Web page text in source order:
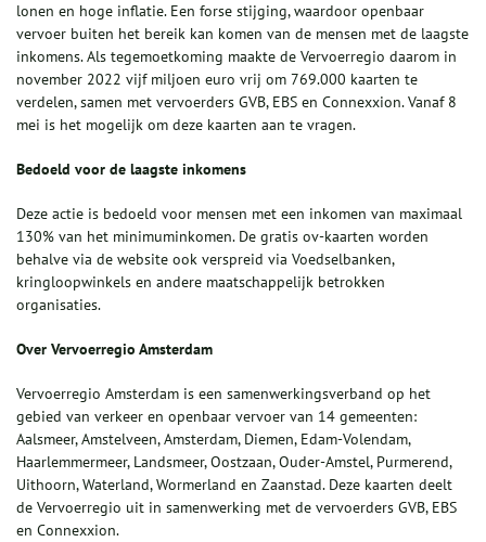
lonen en hoge inflatie. Een forse stijging, waardoor openbaar
vervoer buiten het bereik kan komen van de mensen met de laagste
inkomens. Als tegemoetkoming maakte de Vervoerregio daarom in
november 2022 vijf miljoen euro vrij om 769.000 kaarten te
verdelen, samen met vervoerders GVB, EBS en Connexxion. Vanaf 8
mei is het mogelijk om deze kaarten aan te vragen.
Bedoeld voor de laagste inkomens
Deze actie is bedoeld voor mensen met een inkomen van maximaal
130% van het minimuminkomen. De gratis ov-kaarten worden
behalve via de website ook verspreid via Voedselbanken,
kringloopwinkels en andere maatschappelijk betrokken
organisaties.
Over Vervoerregio Amsterdam
Vervoerregio Amsterdam is een samenwerkingsverband op het
gebied van verkeer en openbaar vervoer van 14 gemeenten:
Aalsmeer, Amstelveen, Amsterdam, Diemen, Edam-Volendam,
Haarlemmermeer, Landsmeer, Oostzaan, Ouder-Amstel, Purmerend,
Uithoorn, Waterland, Wormerland en Zaanstad. Deze kaarten deelt
de Vervoerregio uit in samenwerking met de vervoerders GVB, EBS
en Connexxion.